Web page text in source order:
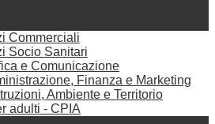
Commerciali
Socio Sanitari
e Comunicazione
Finanza e Marketing
Ambiente e Territorio
adulti - CPIA